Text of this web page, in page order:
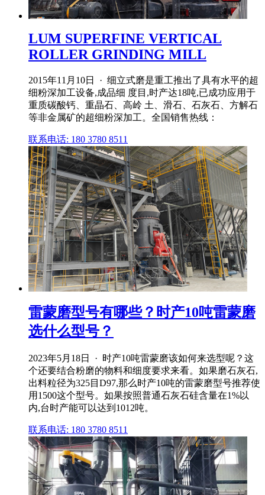
LUM SUPERFINE VERTICAL
ROLLER GRINDING MILL
2015年11月10日 · 细立式磨是重工推出了具有水平的超
细粉深加工设备,成品细 度目,时产达18吨,已成功应用于
重质碳酸钙、重晶石、高岭 土、滑石、石灰石、方解石
等非金属矿的超细粉深加工。全国销售热线：
联系电话: 180 3780 8511
雷蒙磨型号有哪些？时产10吨雷蒙磨
选什么型号？
2023年5月18日 · 时产10吨雷蒙磨该如何来选型呢？这
个还要结合粉磨的物料和细度要求来看。如果磨石灰石,
出料粒径为325目D97,那么时产10吨的雷蒙磨型号推荐使
用1500这个型号。如果按照普通石灰石硅含量在1%以
内,台时产能可以达到1012吨。
联系电话: 180 3780 8511